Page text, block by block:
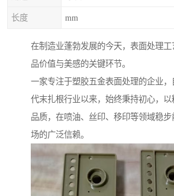
长度 mm
在制造业蓬勃发展的今天，表面处理
品价值与美感的关键环节。
一家专注于塑胶五金表面处理的企业
代末扎根行业以来，始终秉持初心，
品质，在喷油、丝印、移印等领域稳
场的广泛信赖。